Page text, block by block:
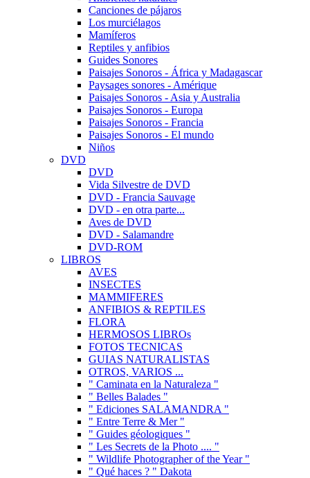
Canciones de pájaros
Los murciélagos
Mamíferos
Reptiles y anfibios
Guides Sonores
Paisajes Sonoros - África y Madagascar
Paysages sonores - Amérique
Paisajes Sonoros - Asia y Australia
Paisajes Sonoros - Europa
Paisajes Sonoros - Francia
Paisajes Sonoros - El mundo
Niños
DVD
DVD
Vida Silvestre de DVD
DVD - Francia Sauvage
DVD - en otra parte...
Aves de DVD
DVD - Salamandre
DVD-ROM
LIBROS
AVES
INSECTES
MAMMIFERES
ANFIBIOS & REPTILES
FLORA
HERMOSOS LIBROs
FOTOS TECNICAS
GUIAS NATURALISTAS
OTROS, VARIOS ...
" Caminata en la Naturaleza "
" Belles Balades "
" Ediciones SALAMANDRA "
" Entre Terre & Mer "
" Guides géologiques "
" Les Secrets de la Photo .... "
" Wildlife Photographer of the Year "
" Qué haces ? " Dakota